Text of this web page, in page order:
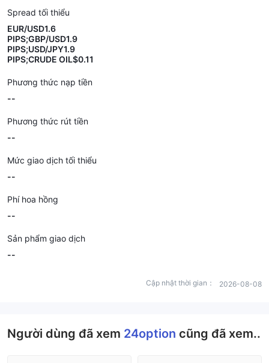
Spread tối thiểu
EUR/USD1.6
PIPS;GBP/USD1.9
PIPS;USD/JPY1.9
PIPS;CRUDE OIL$0.11
Phương thức nạp tiền
--
Phương thức rút tiền
--
Mức giao dịch tối thiểu
--
Phí hoa hồng
--
Sản phẩm giao dịch
--
Cập nhật thời gian： 2026-08-08
Người dùng đã xem 24option cũng đã xem..